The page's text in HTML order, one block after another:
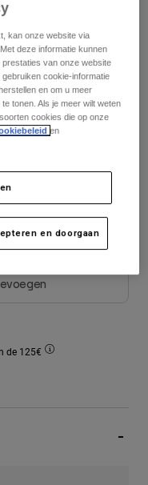
10 12
de 125€
kan onze website via
deze informatie kunnen
van onze website
cookie-informatie
en om u meer
tonen. Als je meer wilt weten
cookies die op onze
en
en doorgaan